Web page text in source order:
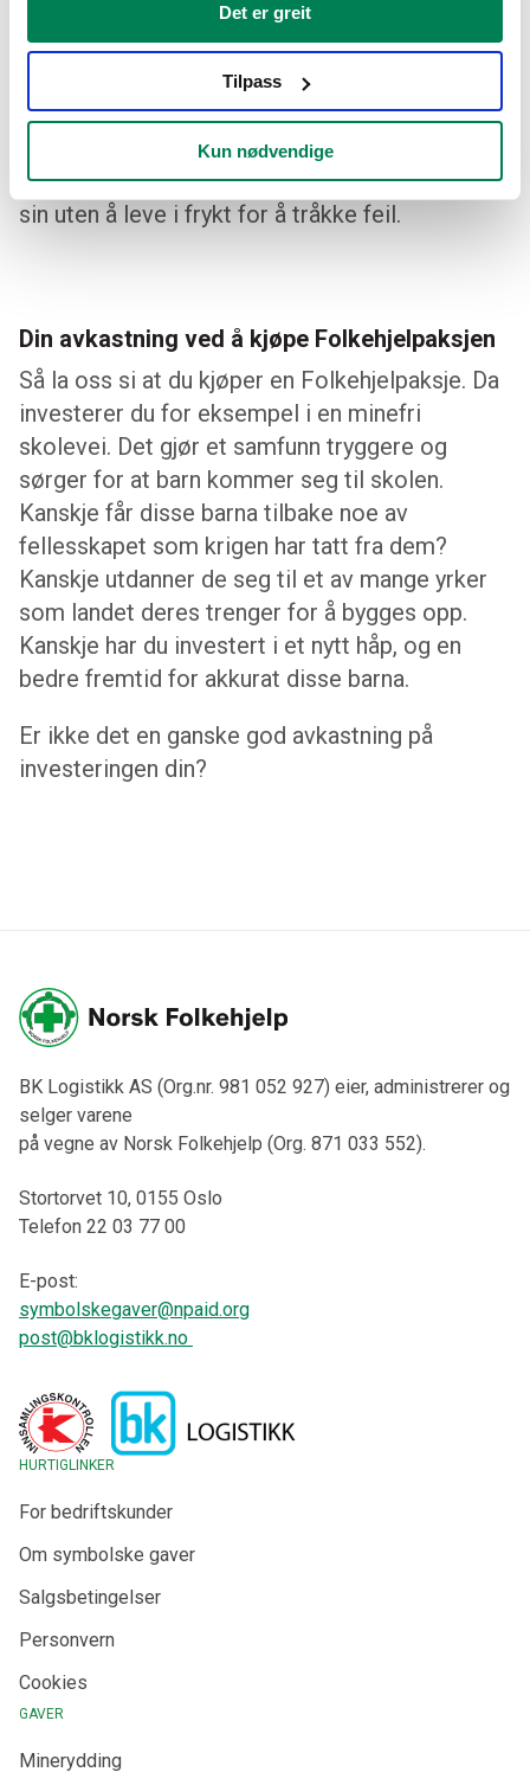
Det er greit
Tilpass
Kun nødvendige
krigsherjede landet, står vi klare til å trygge
landområder for sivilbefolkningen. For hver
kvadratmeter som ryddes blir ringvirkningene
store for lokalsamfunnet. På et minefritt jorde
kan bonden Vasyl igjen dyrke fôr til kyrne, og på
en trygg vei kan Anastasia gå tur med hunden
sin uten å leve i frykt for å tråkke feil.
Din avkastning ved å kjøpe Folkehjelpaksjen
Så la oss si at du kjøper en Folkehjelpaksje. Da
investerer du for eksempel i en minefri
skolevei. Det gjør et samfunn tryggere og
sørger for at barn kommer seg til skolen.
Kanskje får disse barna tilbake noe av
fellesskapet som krigen har tatt fra dem?
Kanskje utdanner de seg til et av mange yrker
som landet deres trenger for å bygges opp.
Kanskje har du investert i et nytt håp, og en
bedre fremtid for akkurat disse barna.
Er ikke det en ganske god avkastning på
investeringen din?
BK Logistikk AS (Org.nr. 981 052 927) eier, administrerer og
selger varene
på vegne av Norsk Folkehjelp (Org. 871 033 552).
Stortorvet 10, 0155 Oslo
Telefon 22 03 77 00
E-post:
symbolskegaver@npaid.org
post@bklogistikk.no
HURTIGLINKER
For bedriftskunder
Om symbolske gaver
Salgsbetingelser
Personvern
Cookies
GAVER
Minerydding